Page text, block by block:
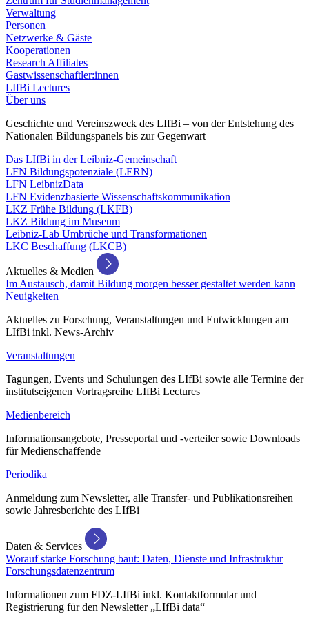
Verwaltung
Personen
Netzwerke & Gäste
Kooperationen
Research Affiliates
Gastwissenschaftler:innen
LIfBi Lectures
Über uns
Geschichte und Vereinszweck des LIfBi – von der Entstehung des
Nationalen Bildungspanels bis zur Gegenwart
Das LIfBi in der Leibniz-Gemeinschaft
LFN Bildungspotenziale (LERN)
LFN LeibnizData
LFN Evidenzbasierte Wissenschaftskommunikation
LKZ Frühe Bildung (LKFB)
LKZ Bildung im Museum
Leibniz-Lab Umbrüche und Transformationen
LKC Beschaffung (LKCB)
Aktuelles & Medien
Im Austausch, damit Bildung morgen besser gestaltet werden kann
Neuigkeiten
Aktuelles zu Forschung, Veranstaltungen und Entwicklungen am
LIfBi inkl. News-Archiv
Veranstaltungen
Tagungen, Events und Schulungen des LIfBi sowie alle Termine der
institutseigenen Vortragsreihe LIfBi Lectures
Medienbereich
Informationsangebote, Presseportal und -verteiler sowie Downloads
für Medienschaffende
Periodika
Anmeldung zum Newsletter, alle Transfer- und Publikationsreihen
sowie Jahresberichte des LIfBi
Daten & Services
Worauf starke Forschung baut: Daten, Dienste und Infrastruktur
Forschungsdatenzentrum
Informationen zum FDZ-LIfBi inkl. Kontaktformular und
Registrierung für den Newsletter „LIfBi data“